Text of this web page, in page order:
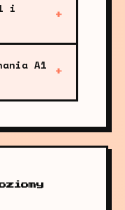
i
+
A1
+